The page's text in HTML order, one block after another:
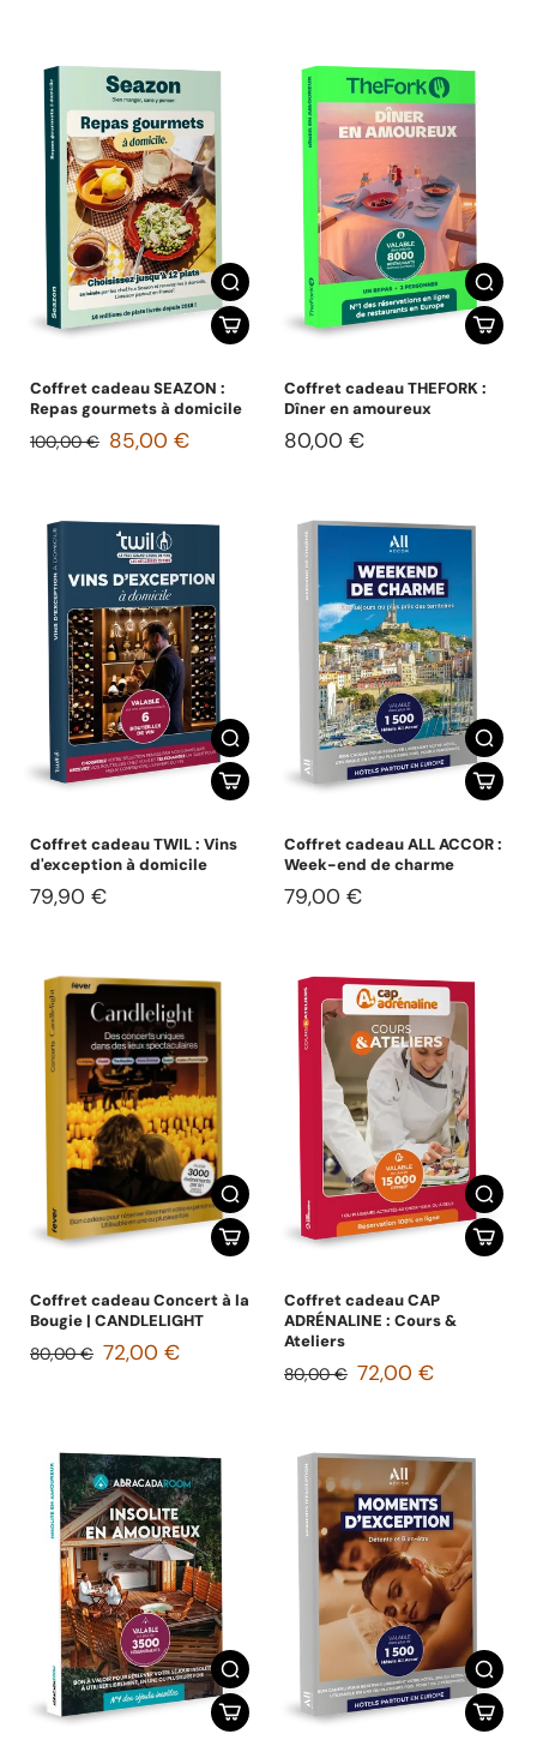
Coffret cadeau SEAZON :
Repas gourmets à domicile
100,00 € 85,00 €
Coffret cadeau THEFORK :
Dîner en amoureux
80,00 €
Coffret cadeau TWIL : Vins
d'exception à domicile
79,90 €
Coffret cadeau ALL ACCOR :
Week-end de charme
79,00 €
Coffret cadeau Concert à la
Bougie | CANDLELIGHT
80,00 € 72,00 €
Coffret cadeau CAP
ADRÉNALINE : Cours &
Ateliers
80,00 € 72,00 €